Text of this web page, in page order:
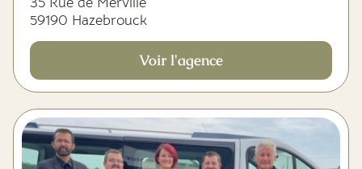
59190 Hazebrouck
Voir l'agence